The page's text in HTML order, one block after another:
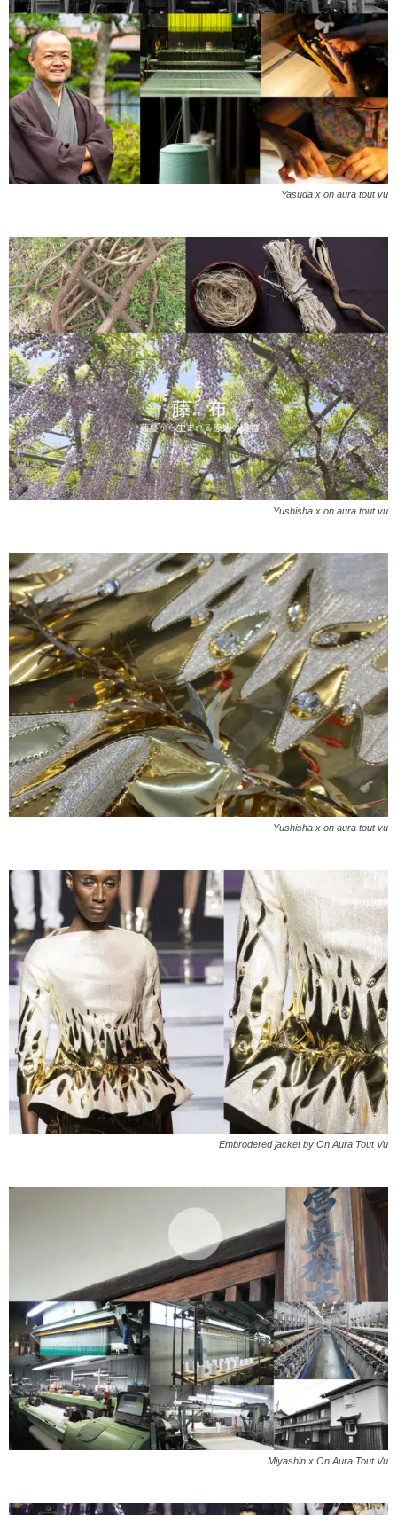
Yasuda x on aura tout vu
Yushisha x on aura tout vu
Yushisha x on aura tout vu
Embrodered jacket by On Aura Tout Vu
Miyashin x On Aura Tout Vu